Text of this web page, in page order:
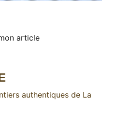
article
authentiques de La